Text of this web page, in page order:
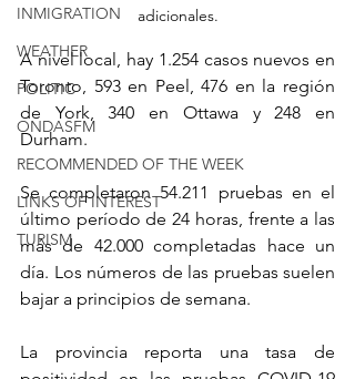
INMIGRATION
WEATHER
POLITIC
ONDASFM
RECOMMENDED OF THE WEEK
LINKS OF INTEREST
TURISM
adicionales.
A nivel local, hay 1.254 casos nuevos en
Toronto, 593 en Peel, 476 en la región
de York, 340 en Ottawa y 248 en
Durham.
Se completaron 54.211 pruebas en el
último período de 24 horas, frente a las
más de 42.000 completadas hace un
día. Los números de las pruebas suelen
bajar a principios de semana.
La provincia reporta una tasa de